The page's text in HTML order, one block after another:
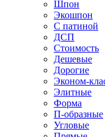
Шпон
Экошпон
С патиной
ДСП
Стоимость
Дешевые
Дорогие
Эконом-
Элитные
Форма
П-образные
Угловые